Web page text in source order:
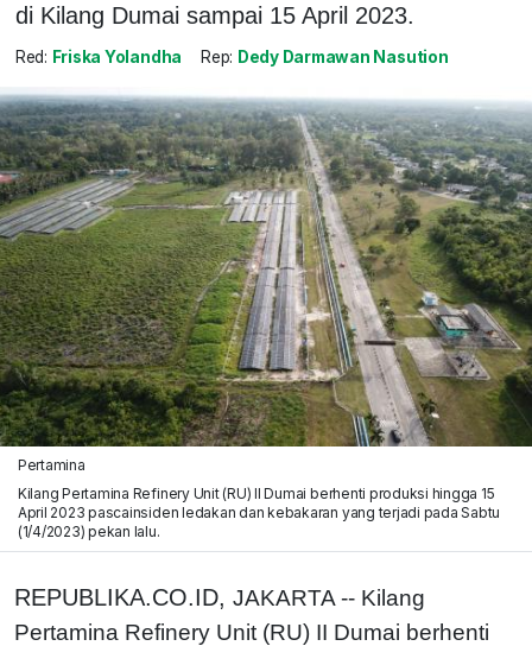
di Kilang Dumai sampai 15 April 2023.
Red: Friska Yolandha Rep: Dedy Darmawan Nasution
Pertamina
Kilang Pertamina Refinery Unit (RU) II Dumai berhenti produksi hingga 15
April 2023 pascainsiden ledakan dan kebakaran yang terjadi pada Sabtu
(1/4/2023) pekan lalu.
REPUBLIKA.CO.ID, JAKARTA -- Kilang
Pertamina Refinery Unit (RU) II Dumai berhenti